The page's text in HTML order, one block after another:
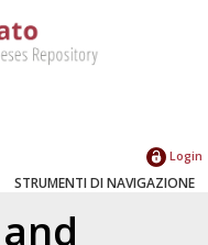
Login
STRUMENTI DI NAVIGAZIONE